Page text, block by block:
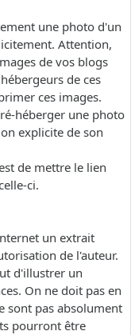
une photo d'un
Attention,
de vos blogs
de ces
ces images.
héberger une photo
explicite de son
de mettre le lien
ci.
un extrait
de l'auteur.
d'illustrer un
On ne doit pas en
sont pas absolument
pourront être